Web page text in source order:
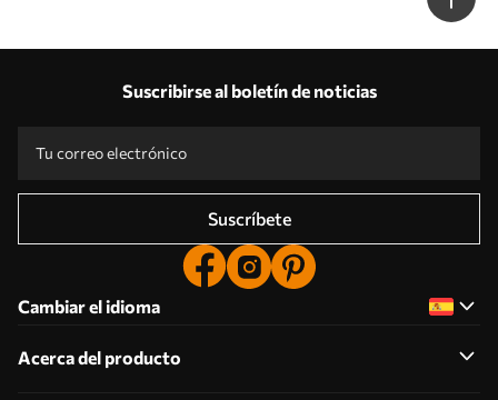
Suscribirse al boletín de noticias
Suscríbete
Cambiar el idioma
Acerca del producto